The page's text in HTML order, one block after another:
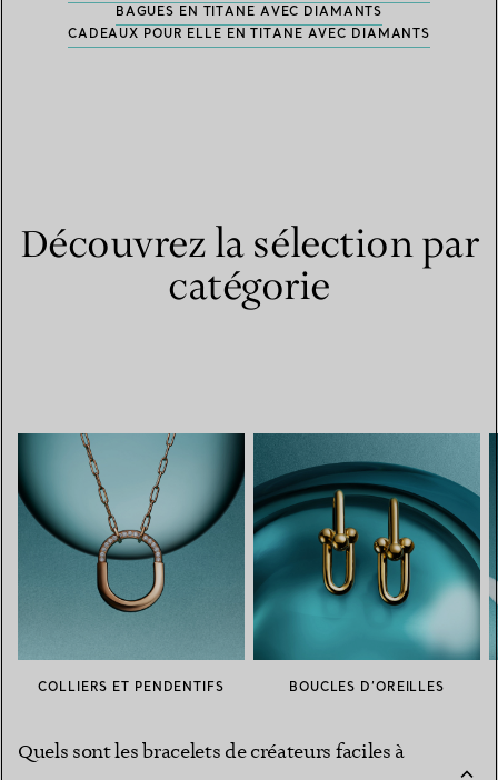
BAGUES EN TITANE AVEC DIAMANTS
CADEAUX POUR ELLE EN TITANE AVEC DIAMANTS
Découvrez la sélection par
catégorie
COLLIERS ET PENDENTIFS BOUCLES D’OREILLES
Quels sont les bracelets de créateurs faciles à